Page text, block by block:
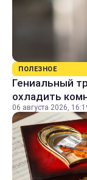
ПОЛЕЗНОЕ
Гениальный
охладить
06 августа 2026,